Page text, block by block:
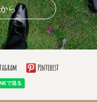
ブランド(4)
ボールペン(8)
標(8)
ら
Pinterest